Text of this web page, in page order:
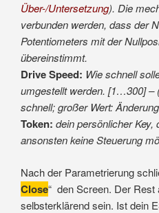
Über-/Untersetzung). Die
verbunden werden, dass der
Potentiometers mit der
übereinstimmt.
Drive Speed: Wie schnell
umgestellt werden. [1…300] –
schnell; großer Wert:
Token: dein persönlicher
ansonsten keine Steuerung
Nach der Parametrierung
Close“ den Screen. Der
selbsterklärend sein. Ist dein